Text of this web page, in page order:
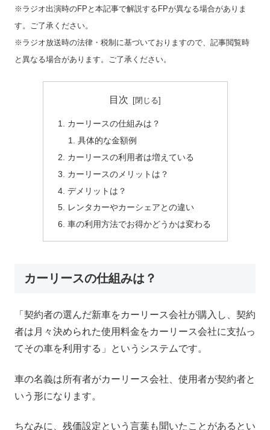
※ラジオ出演時のFPと本記事で解説するFPが異なる場合がありま
す。ご了承ください。
※ラジオ放送時の法律・税制に基づいておりますので、記事閲覧時
と異なる場合があります。ご了承ください。
目次
カーリースの仕組みは？
具体的な金額例
カーリースの利用者は増えている
カーリースのメリットは？
デメリットは？
レンタカーやカーシェアとの違い
車の利用方法でお得かどうかは変わる
カーリースの仕組みは？
「契約者の選んだ新車をカーリース会社が購入し、契約
者は月々決められた使用料金をカーリース会社に支払っ
てその車を利用する」というシステムです。
車の名義は所有者がカーリース会社、使用者が契約者と
いう形になります。
ちなみに、残価設定という言葉も聞いたことがあるとい